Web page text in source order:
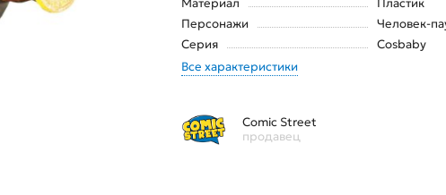
Материал
Пластик
Персонажи
Человек-
Серия
Cosbaby
Все характеристики
Comic Street
продавец